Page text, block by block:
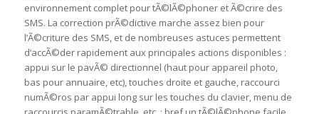
environnement complet pour tÃ©lÃ©phoner et Ã©crire des
SMS. La correction prÃ©dictive marche assez bien pour
l’Ã©criture des SMS, et de nombreuses astuces permettent
d’accÃ©der rapidement aux principales actions disponibles :
appui sur le pavÃ© directionnel (haut pour appareil photo,
bas pour annuaire, etc), touches droite et gauche, raccourci
numÃ©ros par appui long sur les touches du clavier, menu de